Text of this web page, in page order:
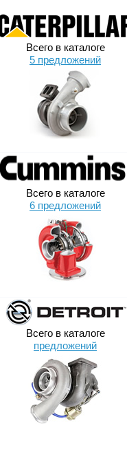
Всего в каталоге
5 предложений
Всего в каталоге
6 предложений
Всего в каталоге
предложений